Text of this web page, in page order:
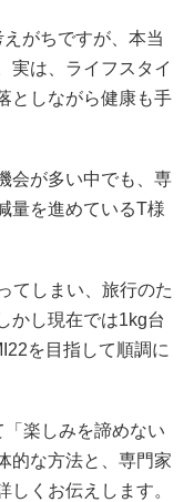
がちですが、本当
実は、ライフスタイ
としながら健康も手
会が多い中でも、専
量を進めているT様
てしまい、旅行のた
かし現在では1kg台
を目指して順調に
楽しみを諦めない
的な方法と、専門家
くお伝えします。